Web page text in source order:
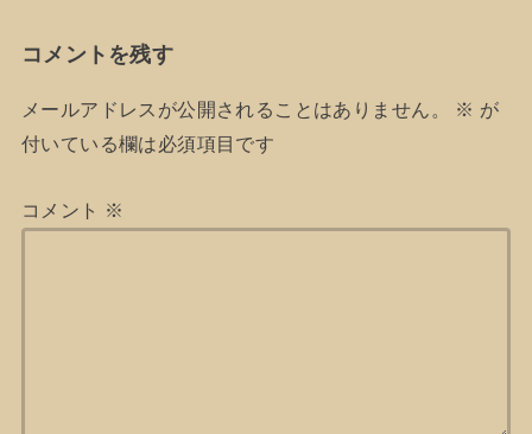
コメントを残す
メールアドレスが公開されることはありません。 ※ が
付いている欄は必須項目です
コメント ※